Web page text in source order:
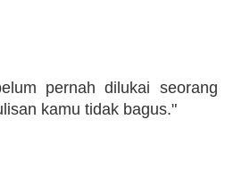
pernah dilukai seorang
kamu tidak bagus."